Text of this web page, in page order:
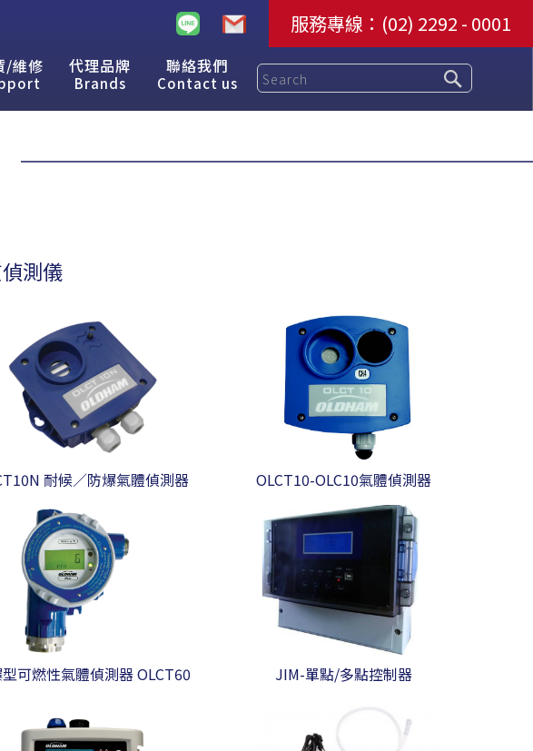
服務專線： (02) 2292 - 0001
/維修 代理品牌
Brands
聯絡我們
Contact us
測儀
耐候／防爆氣體偵測器 OLCT10-OLC10氣體偵測器
可燃性氣體偵測器 OLCT60 JIM-單點/多點控制器